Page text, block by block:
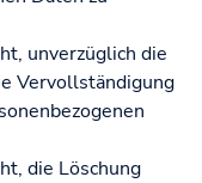
unverzüglich die
Vervollständigung
die Löschung